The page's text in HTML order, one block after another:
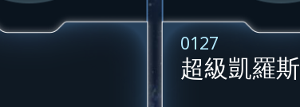
0127
超級凱羅斯